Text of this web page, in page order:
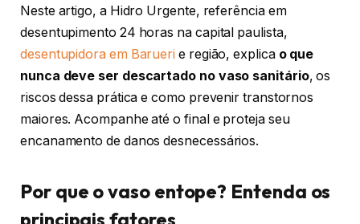
Neste artigo, a Hidro Urgente, referência em
desentupimento 24 horas na capital paulista,
desentupidora em Barueri e região, explica o que
nunca deve ser descartado no vaso sanitário, os
riscos dessa prática e como prevenir transtornos
maiores. Acompanhe até o final e proteja seu
encanamento de danos desnecessários.
Por que o vaso entope? Entenda os